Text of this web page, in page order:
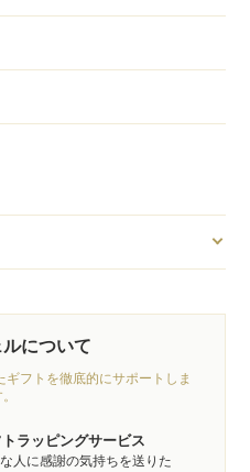
について
フトを徹底的にサポートしま
トラッピングサービス
人に感謝の気持ちを送りた